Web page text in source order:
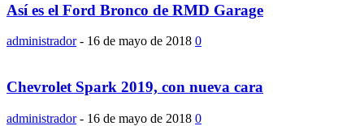
Así es el Ford Bronco de RMD Garage
administrador - 16 de mayo de 2018 0
Chevrolet Spark 2019, con nueva cara
administrador - 16 de mayo de 2018 0